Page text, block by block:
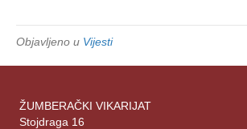
Objavljeno u Vijesti
ŽUMBERAČKI VIKARIJAT
Stojdraga 16